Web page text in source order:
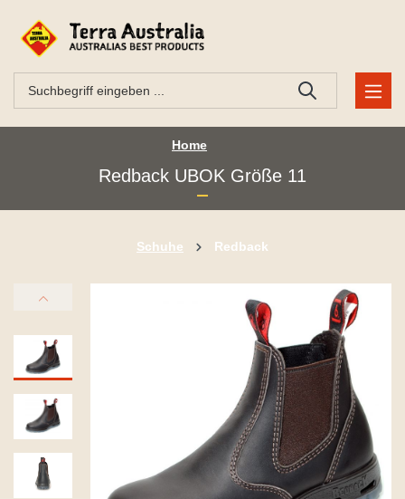
Home
Redback UBOK Größe 11
Schuhe Redback